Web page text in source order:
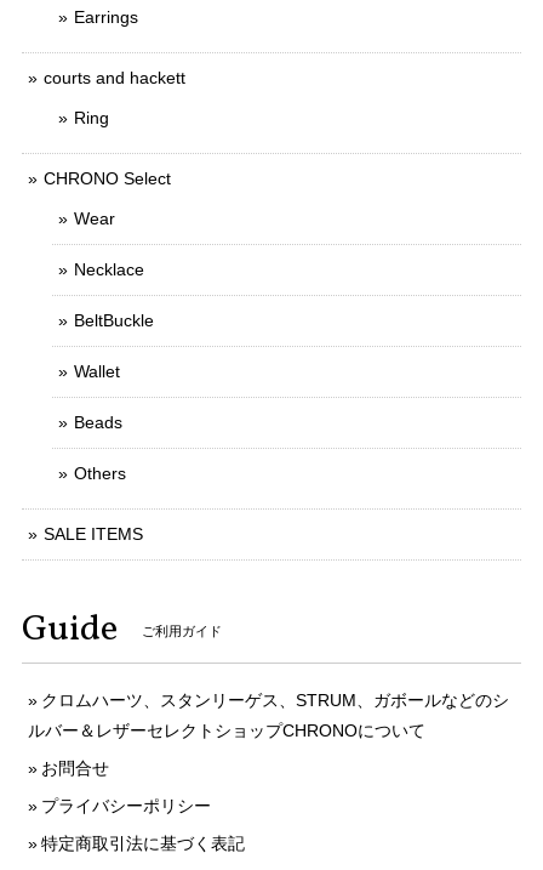
Earrings
courts and hackett
Ring
CHRONO Select
Wear
Necklace
BeltBuckle
Wallet
Beads
Others
SALE ITEMS
Guide ご利用ガイド
クロムハーツ、スタンリーゲス、STRUM、ガボールなどのシ
ルバー＆レザーセレクトショップCHRONOについて
お問合せ
プライバシーポリシー
特定商取引法に基づく表記